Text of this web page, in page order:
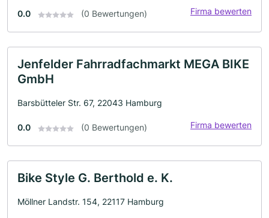
0.0 (0 Bewertungen) Firma bewerten
Jenfelder Fahrradfachmarkt MEGA BIKE
GmbH
Barsbütteler Str. 67, 22043 Hamburg
0.0 (0 Bewertungen) Firma bewerten
Bike Style G. Berthold e. K.
Möllner Landstr. 154, 22117 Hamburg